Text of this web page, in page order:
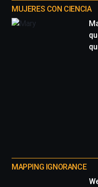
MUJERES CON CIENCIA
MAPPING IGNORANCE